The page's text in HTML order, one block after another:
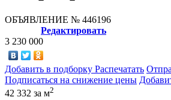
ОБЪЯВЛЕНИЕ № 446196
Редактировать
3 230 000
Добавить в подборку Распечатать
Подписаться на снижение цены
42 332 за м2